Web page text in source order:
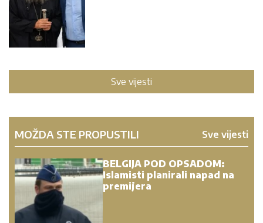
Sve vijesti
MOŽDA STE PROPUSTILI Sve vijesti
BELGIJA POD OPSADOM:
Islamisti planirali napad na
premijera